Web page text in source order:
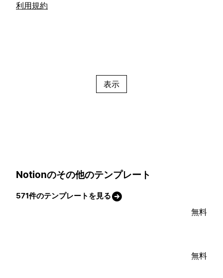
利用規約
表示
Notionのその他のテンプレート
571件のテンプレートを見る
無料
無料